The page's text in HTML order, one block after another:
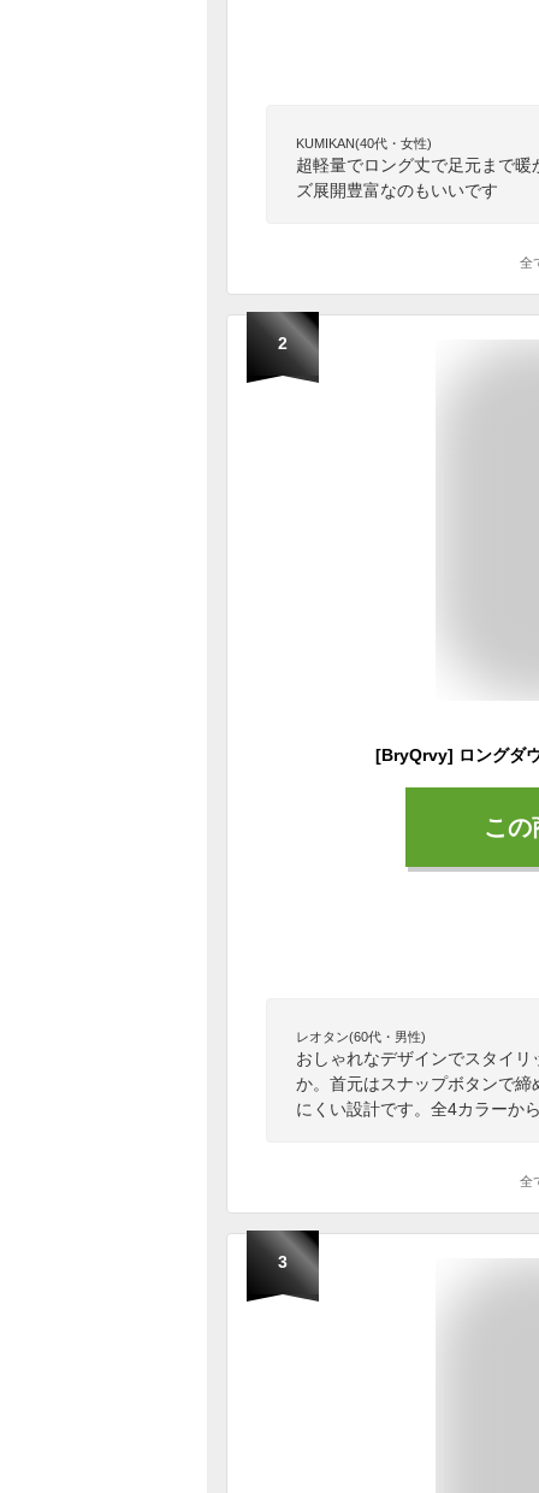
KUMIKAN(40代・女性)
超軽量でロング丈で足元まで
ズ展開豊富なのもいいです
全
2
こ
レオタン(60代・男性)
おしゃれなデザインでスタイ
か。首元はスナップボタンで
にくい設計です。全4カラーか
全
3